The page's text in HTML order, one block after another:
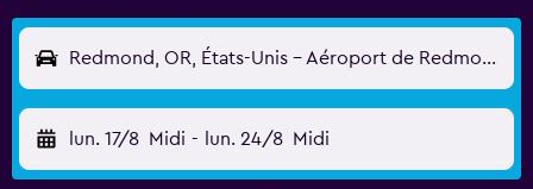
Redmond, OR, États-Unis - Aéroport de Redmond (Roberts Field) (RDM)
lun. 17/8 Midi - lun. 24/8 Midi